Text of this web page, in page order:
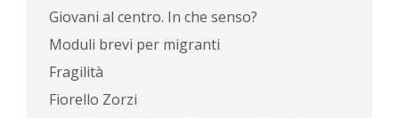
Giovani al centro. In che senso?
Moduli brevi per migranti
Fragilità
Fiorello Zorzi